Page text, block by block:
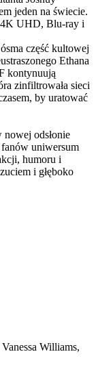
jeden na świecie.
4K UHD, Blu-ray i
część kultowej
Ethana
kontynuują
zinfiltrowała sieci
by uratować
odsłonie
uniwersum
humoru i
i głęboko
Vanessa Williams,